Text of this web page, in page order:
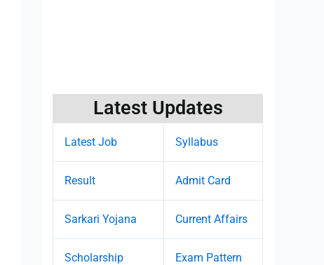
Latest Updates
Latest Job Syllabus
Result Admit Card
Sarkari Yojana Current Affairs
Scholarship Exam Pattern